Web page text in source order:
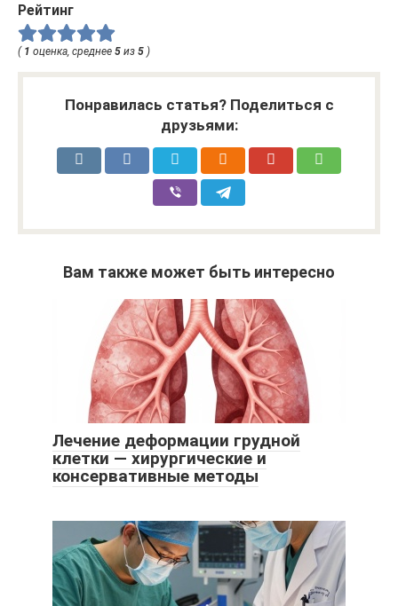
Рейтинг
( 1 оценка, среднее 5 из 5 )
Понравилась статья? Поделиться с
друзьями:
Вам также может быть интересно
Лечение деформации грудной
клетки — хирургические и
консервативные методы